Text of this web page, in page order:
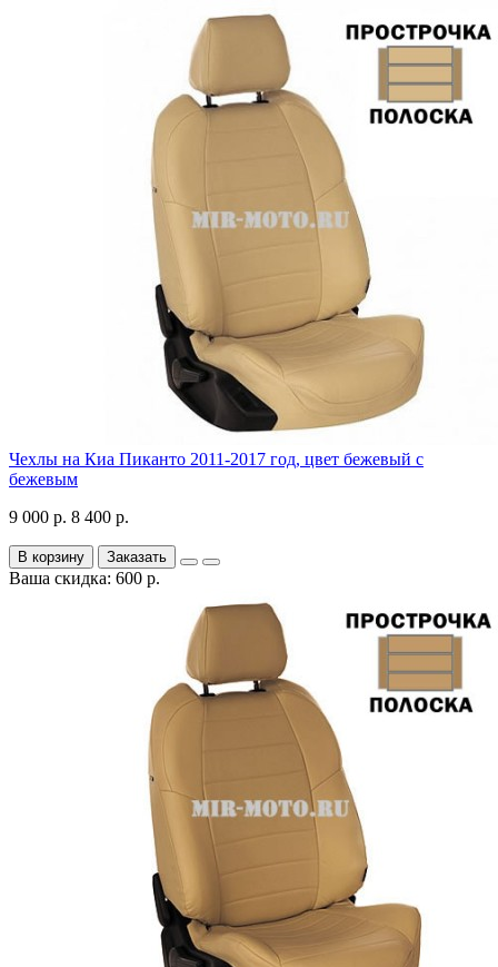
Чехлы на Киа Пиканто 2011-2017 год, цвет бежевый с
бежевым
9 000 р. 8 400 р.
В корзину Заказать
Ваша скидка: 600 р.